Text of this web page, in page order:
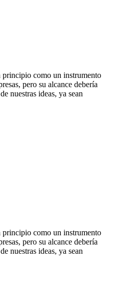
principio como un instrumento
pero su alcance debería
nuestras ideas, ya sean
principio como un instrumento
pero su alcance debería
nuestras ideas, ya sean